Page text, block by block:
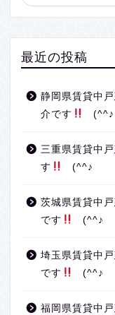
最近の投稿
静岡県賃貸中
介です
(^^♪
三重県賃貸中
す
(^^♪
茨城県賃貸中
です
(^^♪
埼玉県賃貸中
です
(^^♪
福岡県賃貸中